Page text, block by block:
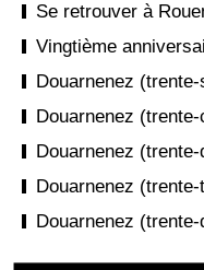
Se retrouver à
Vingtième
Douarnenez
Douarnenez
Douarnenez
Douarnenez
Douarnenez